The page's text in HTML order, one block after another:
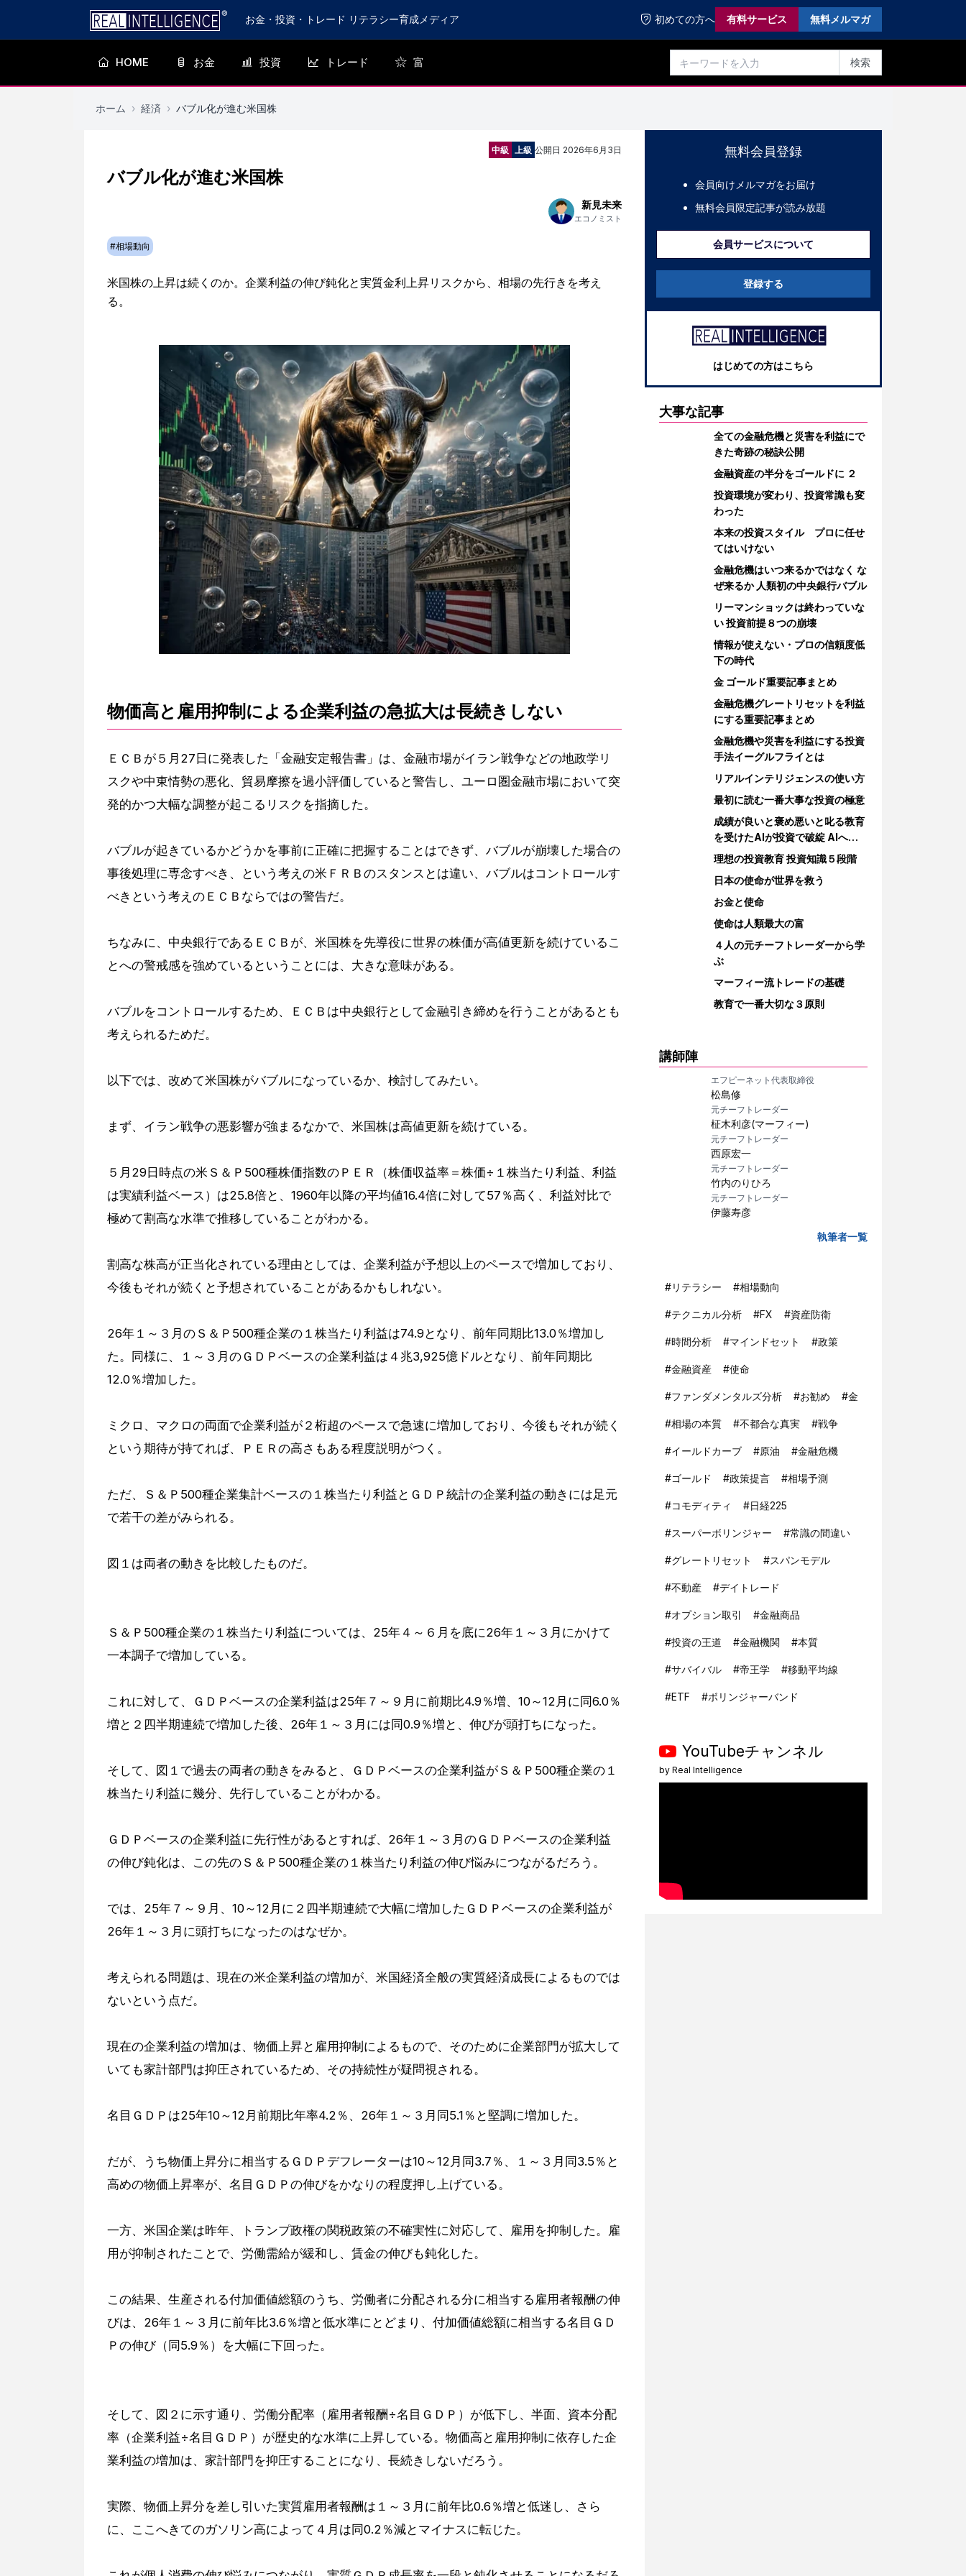
お金・投資・トレード リテラシー育成メディア 初めての方へ 有料サービス 無料メルマガ
HOME お金 投資 トレード 富 検索
ホーム › 経済 › バブル化が進む米国株
中級 上級 公開日 2026年6月3日
バブル化が進む米国株
新見未来
エコノミスト
#相場動向
米国株の上昇は続くのか。企業利益の伸び鈍化と実質金利上昇リスクから、相場の先行きを考え
る。
物価高と雇用抑制による企業利益の急拡大は長続きしない
ＥＣＢが５月27日に発表した「金融安定報告書」は、金融市場がイラン戦争などの地政学リ
スクや中東情勢の悪化、貿易摩擦を過小評価していると警告し、ユーロ圏金融市場において突
発的かつ大幅な調整が起こるリスクを指摘した。
バブルが起きているかどうかを事前に正確に把握することはできず、バブルが崩壊した場合の
事後処理に専念すべき、という考えの米ＦＲＢのスタンスとは違い、バブルはコントロールす
べきという考えのＥＣＢならではの警告だ。
ちなみに、中央銀行であるＥＣＢが、米国株を先導役に世界の株価が高値更新を続けているこ
とへの警戒感を強めているということには、大きな意味がある。
バブルをコントロールするため、ＥＣＢは中央銀行として金融引き締めを行うことがあるとも
考えられるためだ。
以下では、改めて米国株がバブルになっているか、検討してみたい。
まず、イラン戦争の悪影響が強まるなかで、米国株は高値更新を続けている。
５月29日時点の米Ｓ＆Ｐ500種株価指数のＰＥＲ（株価収益率＝株価÷１株当たり利益、利益
は実績利益ベース）は25.8倍と、1960年以降の平均値16.4倍に対して57％高く、利益対比で
極めて割高な水準で推移していることがわかる。
割高な株高が正当化されている理由としては、企業利益が予想以上のペースで増加しており、
今後もそれが続くと予想されていることがあるかもしれない。
26年１～３月のＳ＆Ｐ500種企業の１株当たり利益は74.9となり、前年同期比13.0％増加し
た。同様に、１～３月のＧＤＰベースの企業利益は４兆3,925億ドルとなり、前年同期比
12.0％増加した。
ミクロ、マクロの両面で企業利益が２桁超のペースで急速に増加しており、今後もそれが続く
という期待が持てれば、ＰＥＲの高さもある程度説明がつく。
ただ、Ｓ＆Ｐ500種企業集計ベースの１株当たり利益とＧＤＰ統計の企業利益の動きには足元
で若干の差がみられる。
図１は両者の動きを比較したものだ。
Ｓ＆Ｐ500種企業の１株当たり利益については、25年４～６月を底に26年１～３月にかけて
一本調子で増加している。
これに対して、ＧＤＰベースの企業利益は25年７～９月に前期比4.9％増、10～12月に同6.0％
増と２四半期連続で増加した後、26年１～３月には同0.9％増と、伸びが頭打ちになった。
そして、図１で過去の両者の動きをみると、ＧＤＰベースの企業利益がＳ＆Ｐ500種企業の１
株当たり利益に幾分、先行していることがわかる。
ＧＤＰベースの企業利益に先行性があるとすれば、26年１～３月のＧＤＰベースの企業利益
の伸び鈍化は、この先のＳ＆Ｐ500種企業の１株当たり利益の伸び悩みにつながるだろう。
では、25年７～９月、10～12月に２四半期連続で大幅に増加したＧＤＰベースの企業利益が
26年１～３月に頭打ちになったのはなぜか。
考えられる問題は、現在の米企業利益の増加が、米国経済全般の実質経済成長によるものでは
ないという点だ。
現在の企業利益の増加は、物価上昇と雇用抑制によるもので、そのために企業部門が拡大して
いても家計部門は抑圧されているため、その持続性が疑問視される。
名目ＧＤＰは25年10～12月前期比年率4.2％、26年１～３月同5.1％と堅調に増加した。
だが、うち物価上昇分に相当するＧＤＰデフレーターは10～12月同3.7％、１～３月同3.5％と
高めの物価上昇率が、名目ＧＤＰの伸びをかなりの程度押し上げている。
一方、米国企業は昨年、トランプ政権の関税政策の不確実性に対応して、雇用を抑制した。雇
用が抑制されたことで、労働需給が緩和し、賃金の伸びも鈍化した。
この結果、生産される付加価値総額のうち、労働者に分配される分に相当する雇用者報酬の伸
びは、26年１～３月に前年比3.6％増と低水準にとどまり、付加価値総額に相当する名目ＧＤ
Ｐの伸び（同5.9％）を大幅に下回った。
そして、図２に示す通り、労働分配率（雇用者報酬÷名目ＧＤＰ）が低下し、半面、資本分配
率（企業利益÷名目ＧＤＰ）が歴史的な水準に上昇している。物価高と雇用抑制に依存した企
業利益の増加は、家計部門を抑圧することになり、長続きしないだろう。
実際、物価上昇分を差し引いた実質雇用者報酬は１～３月に前年比0.6％増と低迷し、さら
に、ここへきてのガソリン高によって４月は同0.2％減とマイナスに転じた。
無料会員登録
会員向けメルマガをお届け
無料会員限定記事が読み放題
会員サービスについて
登録する
はじめての方はこちら
大事な記事
全ての金融危機と災害を利益にで
きた奇跡の秘訣公開
金融資産の半分をゴールドに ２
投資環境が変わり、投資常識も変
わった
本来の投資スタイル プロに任せ
てはいけない
金融危機はいつ来るかではなく な
ぜ来るか 人類初の中央銀行バブル
リーマンショックは終わっていな
い 投資前提８つの崩壊
情報が使えない・プロの信頼度低
下の時代
金 ゴールド重要記事まとめ
金融危機グレートリセットを利益
にする重要記事まとめ
金融危機や災害を利益にする投資
手法イーグルフライとは
リアルインテリジェンスの使い方
最初に読む一番大事な投資の極意
成績が良いと褒め悪いと叱る教育
を受けたAIが投資で破綻 AIへの
教育
理想の投資教育 投資知識５段階
日本の使命が世界を救う
お金と使命
使命は人類最大の富
４人の元チーフトレーダーから学
ぶ
マーフィー流トレードの基礎
教育で一番大切な３原則
講師陣
エフピーネット代表取締役
松島修
元チーフトレーダー
柾木利彦(マーフィー)
元チーフトレーダー
西原宏一
元チーフトレーダー
竹内のりひろ
元チーフトレーダー
伊藤寿彦
執筆者一覧
#リテラシー #相場動向
#テクニカル分析 #FX #資産防衛
#時間分析 #マインドセット #政策
#金融資産 #使命
#ファンダメンタルズ分析 #お勧め #金
#相場の本質 #不都合な真実 #戦争
#イールドカーブ #原油 #金融危機
#ゴールド #政策提言 #相場予測
#コモディティ #日経225
#スーパーボリンジャー #常識の間違い
#グレートリセット #スパンモデル
#不動産 #デイトレード
#オプション取引 #金融商品
#投資の王道 #金融機関 #本質
#サバイバル #帝王学 #移動平均線
#ETF #ボリンジャーバンド
YouTubeチャンネル
by Real Intelligence